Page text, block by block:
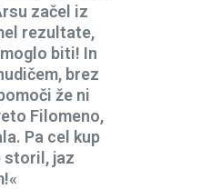
začel iz
rezultate,
biti! In
brez
že ni
Filomeno,
Pa cel kup
storil, jaz